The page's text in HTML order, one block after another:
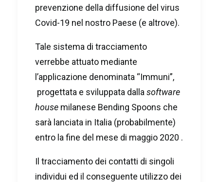
prevenzione della diffusione del virus
Covid-19 nel nostro Paese (e altrove).
Tale sistema di tracciamento
verrebbe attuato mediante
l’applicazione denominata “Immuni”,
progettata e sviluppata dalla software
house milanese Bending Spoons che
sarà lanciata in Italia (probabilmente)
entro la fine del mese di maggio 2020 .
Il tracciamento dei contatti di singoli
individui ed il conseguente utilizzo dei